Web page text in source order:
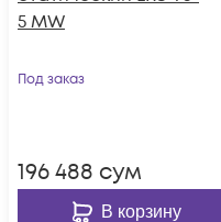
5 MW
Под заказ
196 488 сум
В корзину